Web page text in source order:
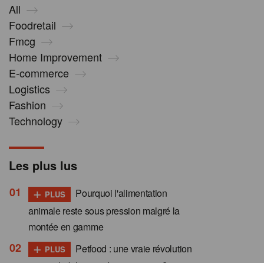
All
Foodretail
Fmcg
Home Improvement
E-commerce
Logistics
Fashion
Technology
Les plus lus
+ PLUS
Pourquoi l'alimentation
animale reste sous pression malgré la
montée en gamme
+ PLUS
Petfood : une vraie révolution